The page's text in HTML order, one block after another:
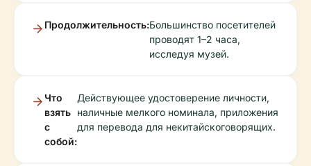
Продолжительность:Большинство посетителей
проводят 1–2 часа,
исследуя музей.
Что
взять
с
собой:
Действующее удостоверение личности,
наличные мелкого номинала, приложения
для перевода для некитайскоговорящих.